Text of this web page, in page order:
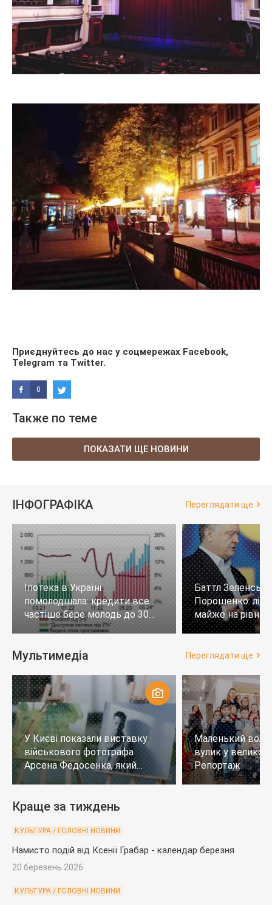
Приєднуйтесь до нас у соцмережах Facebook,
Telegram та Twitter.
0
Также по теме
ПОКАЗАТИ ЩЕ НОВИНИ
ІНФОГРАФІКА Переглядати ще
Іпотека в Україні
помолодшала: кредити все
частіше бере молодь до 30
років
Баттл
Порошенко:
майже на
тих, хто не
Мультимедіа Переглядати ще
У Києві показали виставку
військового фотографа
Арсена Федосенка, який
загинув на війні
Маленький
вулик у
Репортаж
Краще за тиждень
КУЛЬТУРА / ГОЛОВНІ НОВИНИ
Намисто подій від Ксенії Грабар - календар березня
20 березень 2026
КУЛЬТУРА / ГОЛОВНІ НОВИНИ